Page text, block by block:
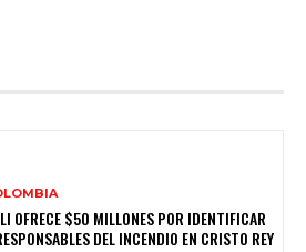
OFRECE $50 MILLONES POR IDENTIFICAR
DEL INCENDIO EN CRISTO REY